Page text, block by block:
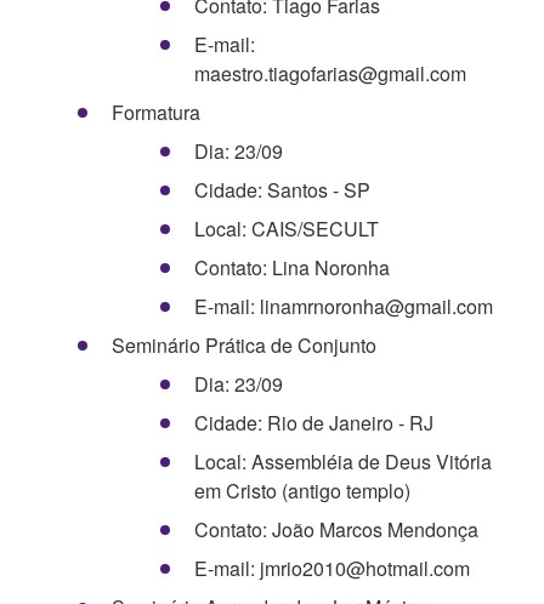
Contato: Tiago Farias
E-mail:
maestro.tiagofarias@gmail.com
Formatura
Dia: 23/09
Cidade: Santos - SP
Local: CAIS/SECULT
Contato: Lina Noronha
E-mail: linamrnoronha@gmail.com
Seminário Prática de Conjunto
Dia: 23/09
Cidade: Rio de Janeiro - RJ
Local: Assembléia de Deus Vitória
em Cristo (antigo templo)
Contato: João Marcos Mendonça
E-mail: jmrio2010@hotmail.com